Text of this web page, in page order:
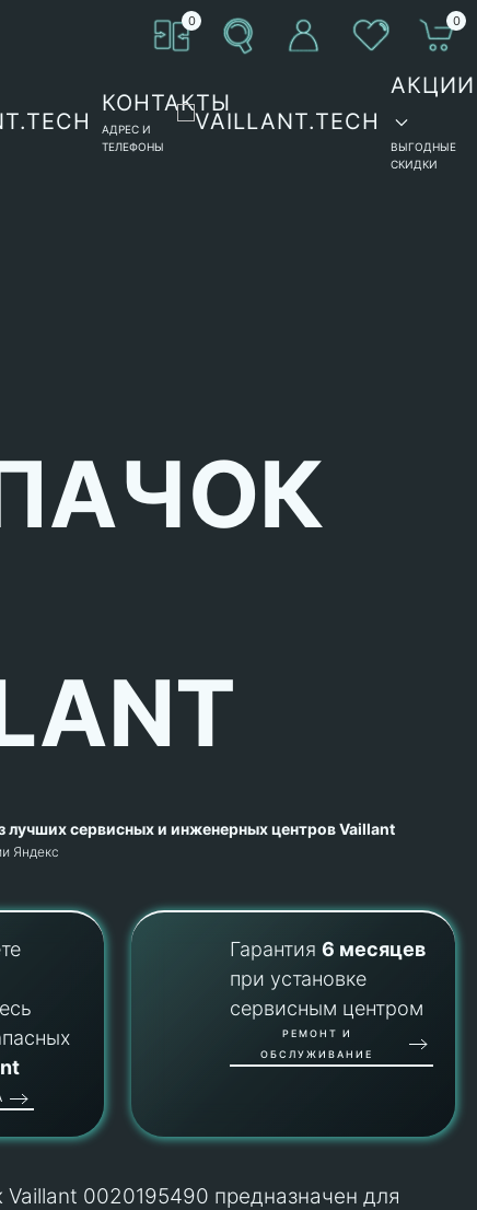
0 0
КОНТАКТЫ
АДРЕС И
ТЕЛЕФОНЫ
АКЦИИ
ВЫГОДНЫЕ
СКИДКИ
лучших сервисных и инженерных центров Vaillant
Яндекс
Гарантия6 месяцев
при установке
сервисным центром
РЕМОНТ И
ОБСЛУЖИВАНИЕ
0020195490 предназначен для